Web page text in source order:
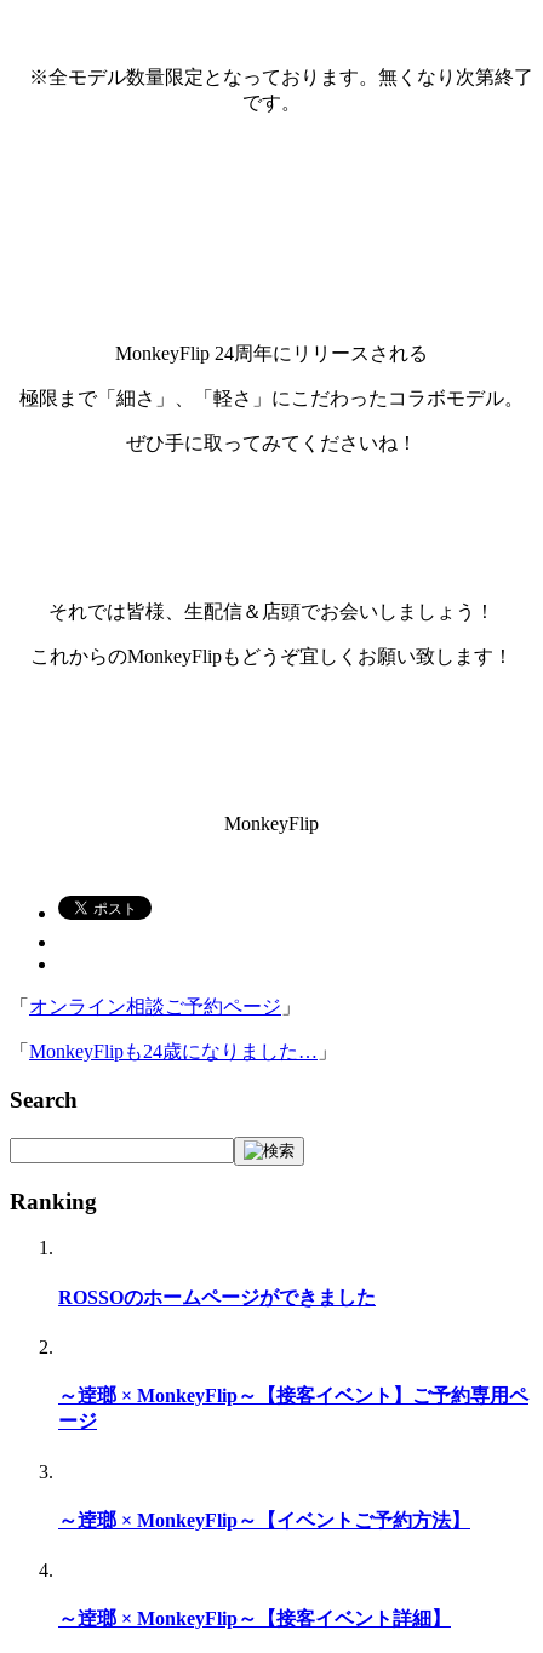
※全モデル数量限定となっております。無くなり次第終了
です。
MonkeyFlip 24周年にリリースされる
極限まで「細さ」、「軽さ」にこだわったコラボモデル。
ぜひ手に取ってみてくださいね！
それでは皆様、生配信＆店頭でお会いしましょう！
これからのMonkeyFlipもどうぞ宜しくお願い致します！
MonkeyFlip
「 オンライン相談ご予約ページ 」
「 MonkeyFlipも24歳になりました… 」
Search
Ranking
ROSSOのホームページができました
～逹瑯 × MonkeyFlip～【接客イベント】ご予約専用ペ
ージ
～逹瑯 × MonkeyFlip～【イベントご予約方法】
～逹瑯 × MonkeyFlip～【接客イベント詳細】